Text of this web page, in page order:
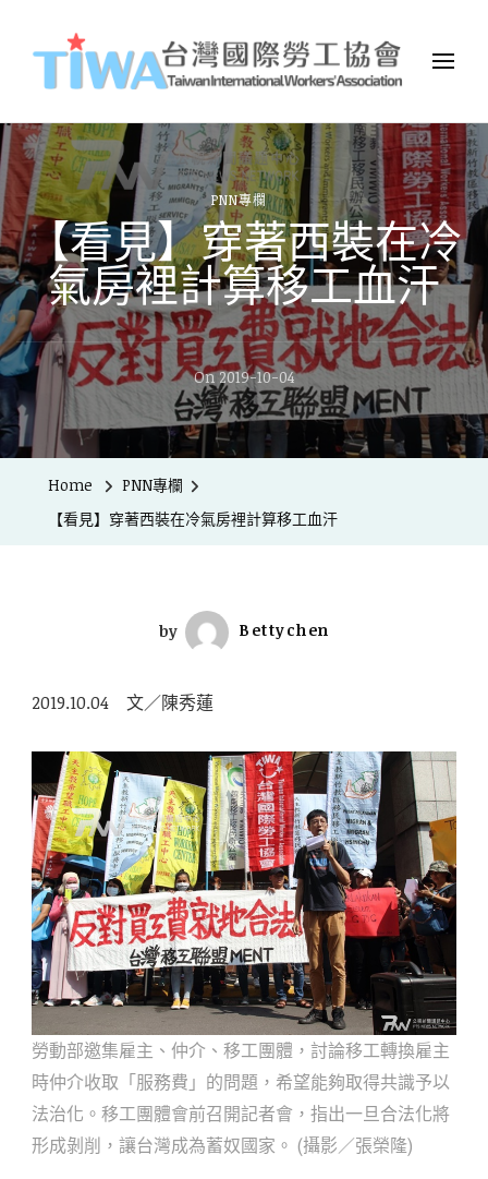
TIWA台灣國際勞工協會
台灣國際勞工協會（Taiwan International Workers
Association，簡稱TIWA），是全台第一個以國際移工為服務對象的
PNN專欄
【看見】穿著西裝在冷
氣房裡計算移工血汗
On2019-10-04
Home
PNN專欄
【看見】穿著西裝在冷氣房裡計算移工血汗
by Bettychen
2019.10.04 文／陳秀蓮
勞動部邀集雇主、仲介、移工團體，討論移工轉換雇主
時仲介收取「服務費」的問題，希望能夠取得共識予以
法治化。移工團體會前召開記者會，指出一旦合法化將
形成剝削，讓台灣成為蓄奴國家。 (攝影／張榮隆)